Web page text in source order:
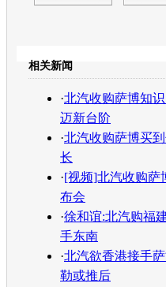
相关新闻
·北汽收购萨博知
迈新台阶
·北汽收购萨博买
长
·[视频]北汽收购萨
布会
·徐和谊:北汽购福
手东南
·北汽欲香港接手
勒或推后